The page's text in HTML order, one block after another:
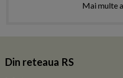
Mai multe
Din reteaua RS